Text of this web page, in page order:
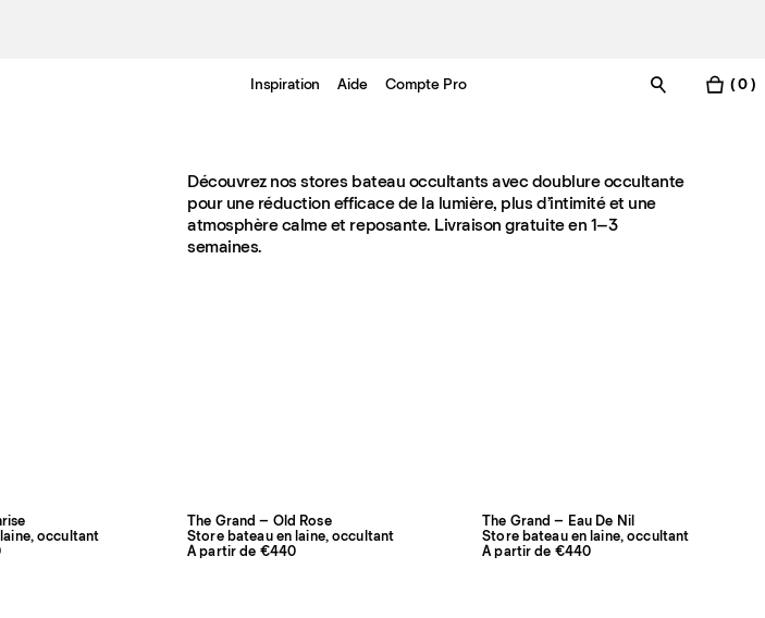
Inspiration Aide Compte Pro ( 0 )
Découvrez nos stores bateau occultants avec doublure occultante
pour une réduction efficace de la lumière, plus d’intimité et une
atmosphère calme et reposante. Livraison gratuite en 1–3
semaines.
occultant
The Grand – Old Rose
Store bateau en laine, occultant
À partir de €440
The Grand – Eau De Nil
Store bateau en laine, occultant
À partir de €440